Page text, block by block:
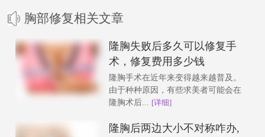
胸部修复相关文章
隆胸失败后多久可以修复手
术，修复费用多少钱
隆胸手术在近年来变得越来越普及。
由于种种原因，有些求美者可能会在
隆胸术后... [详细]
隆胸后两边大小不对称咋办,